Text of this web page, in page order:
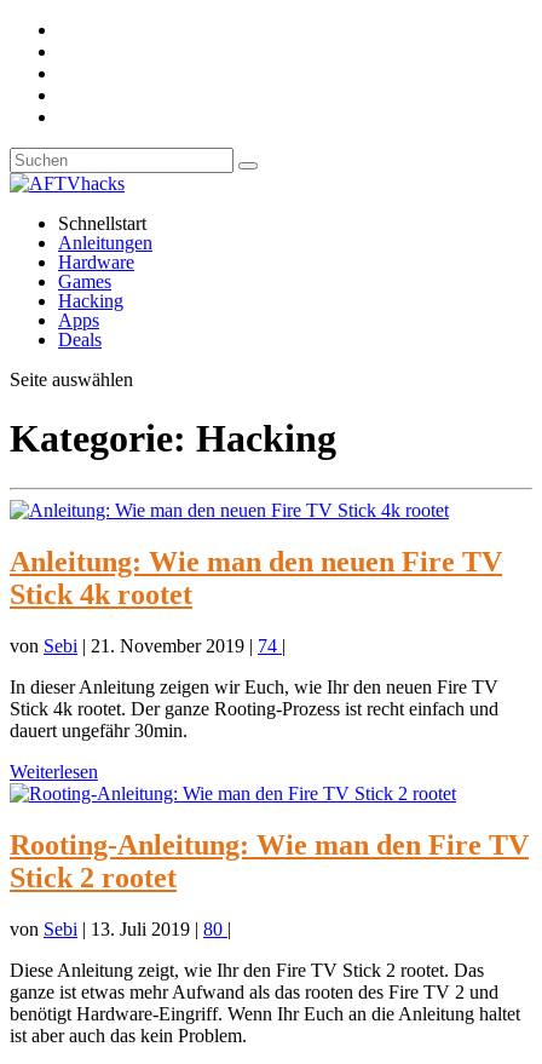
Schnellstart
Anleitungen
Hardware
Games
Hacking
Apps
Deals
Seite auswählen
Kategorie: Hacking
Anleitung: Wie man den neuen Fire TV
Stick 4k rootet
von Sebi | 21. November 2019 | 74 |
In dieser Anleitung zeigen wir Euch, wie Ihr den neuen Fire TV
Stick 4k rootet. Der ganze Rooting-Prozess ist recht einfach und
dauert ungefähr 30min.
Weiterlesen
Rooting-Anleitung: Wie man den Fire TV
Stick 2 rootet
von Sebi | 13. Juli 2019 | 80 |
Diese Anleitung zeigt, wie Ihr den Fire TV Stick 2 rootet. Das
ganze ist etwas mehr Aufwand als das rooten des Fire TV 2 und
benötigt Hardware-Eingriff. Wenn Ihr Euch an die Anleitung haltet
ist aber auch das kein Problem.